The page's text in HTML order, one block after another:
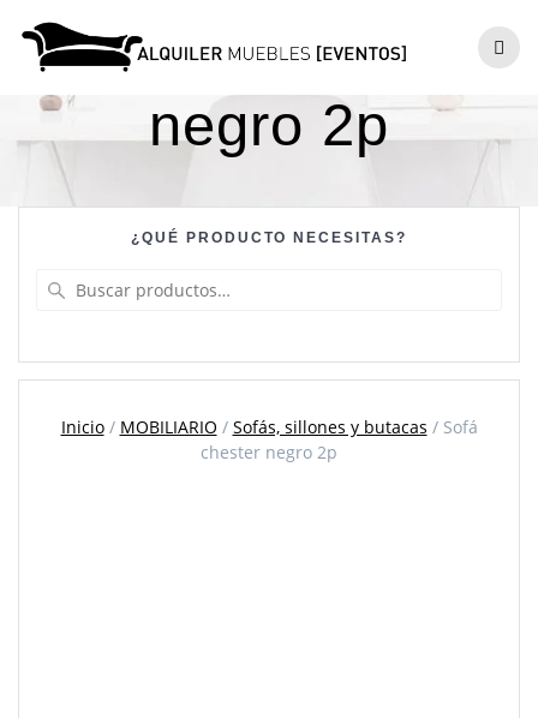
content
Sofá chester
negro 2p
¿QUÉ PRODUCTO NECESITAS?
Inicio/ MOBILIARIO / Sofás, sillones y butacas / Sofá
chester negro 2p